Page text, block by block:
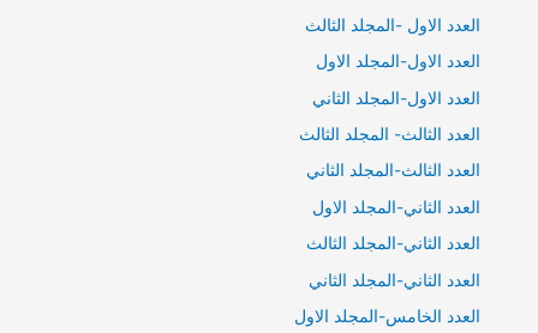
العدد الاول -المجلد الثالث
العدد الاول-المجلد الاول
العدد الاول-المجلد الثاني
العدد الثالث- المجلد الثالث
العدد الثالث-المجلد الثاني
العدد الثاني-المجلد الاول
العدد الثاني-المجلد الثالث
العدد الثاني-المجلد الثاني
العدد الخامس-المجلد الاول